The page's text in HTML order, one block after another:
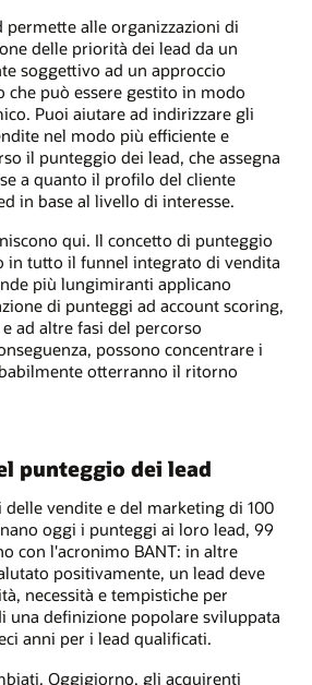
permette alle organizzazioni di
delle priorità dei lead da un
soggettivo ad un approccio
che può essere gestito in modo
Puoi aiutare ad indirizzare gli
nel modo più efficiente e
il punteggio dei lead, che assegna
a quanto il profilo del cliente
in base al livello di interesse.
qui. Il concetto di punteggio
in tutto il funnel integrato di vendita
più lungimiranti applicano
di punteggi ad account scoring,
ad altre fasi del percorso
possono concentrare i
otterranno il ritorno
punteggio dei lead
vendite e del marketing di 100
oggi i punteggi ai loro lead, 99
con l'acronimo BANT: in altre
positivamente, un lead deve
necessità e tempistiche per
una definizione popolare sviluppata
anni per i lead qualificati.
Oggigiorno, gli acquirenti